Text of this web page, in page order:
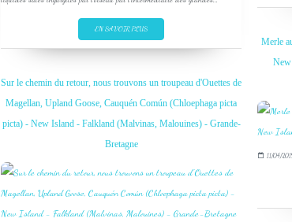
EN SAVOIR PLUS
Merle
11/04/
Sur le chemin du retour, nous trouvons un troupeau d'Ouettes de
Magellan, Upland Goose, Cauquén Común (Chloephaga picta
picta) - New Island - Falkland (Malvinas, Malouines) - Grande-
Bretagne